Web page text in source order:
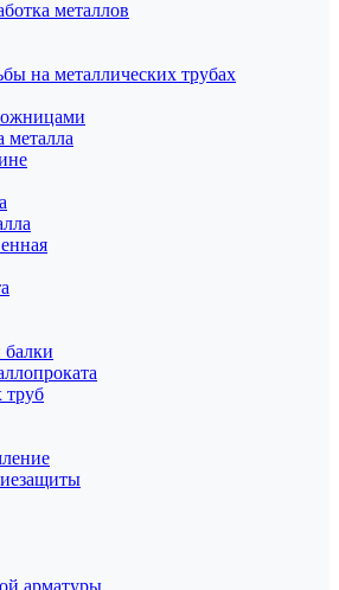
металлов
на металлических трубах
металла
балки
труб
арматуры